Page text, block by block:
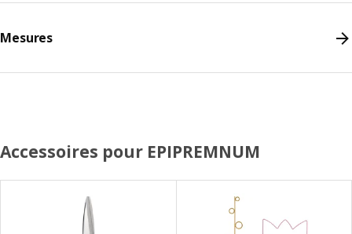
Mesures
Accessoires pour EPIPREMNUM